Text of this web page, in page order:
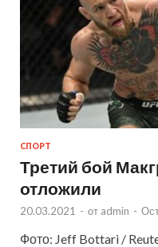
СПОРТ
Третий бой
отложили
20.03.2021 - от admin -
Фото: Jeff Bottari /